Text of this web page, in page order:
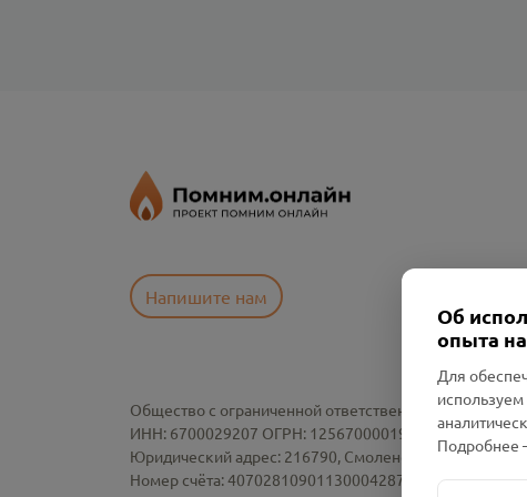
Напишите нам
Общество с ограниченной ответственностью
ИНН: 6700029207 ОГРН: 1256700001986
Юридический адрес: 216790, Смоленская область, р-н
Номер счёта: 40702810901130004287 в АО "АЛЬФА-
Об
опыта
Для
Подробнее